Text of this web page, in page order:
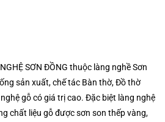
SƠN ĐỒNG thuộc làng nghề Sơn
sản xuất, chế tác Bàn thờ, Đồ thờ
gỗ có giá trị cao. Đặc biệt làng nghệ
chất liệu gỗ được sơn son thếp vàng,